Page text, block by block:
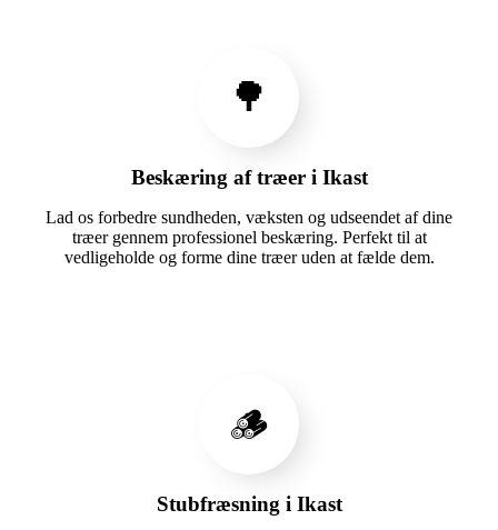
🌳
Beskæring af træer i Ikast
Lad os forbedre sundheden, væksten og udseendet af dine
træer gennem professionel beskæring. Perfekt til at
vedligeholde og forme dine træer uden at fælde dem.
🪵
Stubfræsning i Ikast